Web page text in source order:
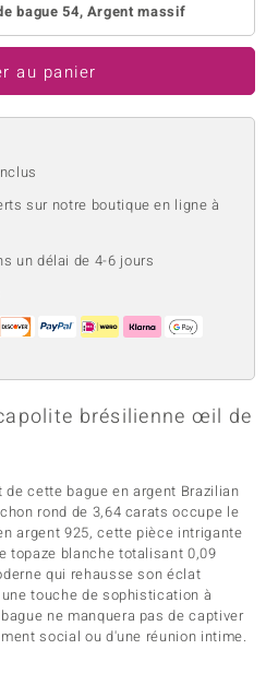
bague 54, Argent massif
au panier
sur notre boutique en ligne à
un délai de 4-6 jours
brésilienne œil de
cette bague en argent Brazilian
rond de 3,64 carats occupe le
argent 925, cette pièce intrigante
topaze blanche totalisant 0,09
qui rehausse son éclat
touche de sophistication à
ne manquera pas de captiver
social ou d'une réunion intime.